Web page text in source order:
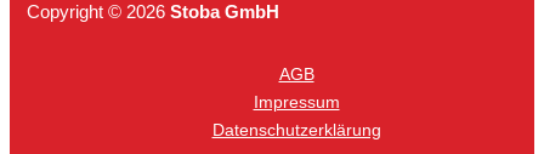
Copyright © 2026Stoba GmbH
AGB
Impressum
Datenschutzerklärung